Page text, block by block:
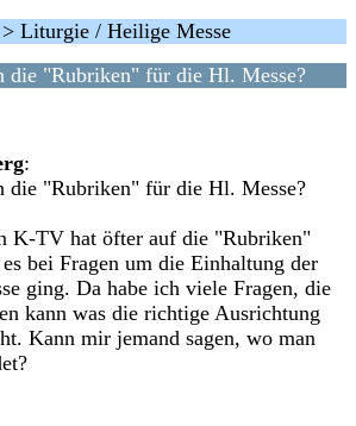
Liturgie / Heilige Messe
die "Rubriken" für die Hl. Messe?
:
die "Rubriken" für die Hl. Messe?
K-TV hat öfter auf die "Rubriken"
bei Fragen um die Einhaltung der
ging. Da habe ich viele Fragen, die
kann was die richtige Ausrichtung
Kann mir jemand sagen, wo man